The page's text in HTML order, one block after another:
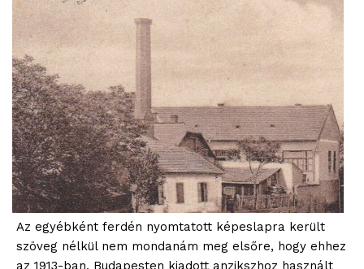
Az egyébként ferdén nyomtatott képeslapra került
szöveg nélkül nem mondanám meg elsőre, hogy ehhez
az 1913-ban, Budapesten kiadott anzikszhoz használt